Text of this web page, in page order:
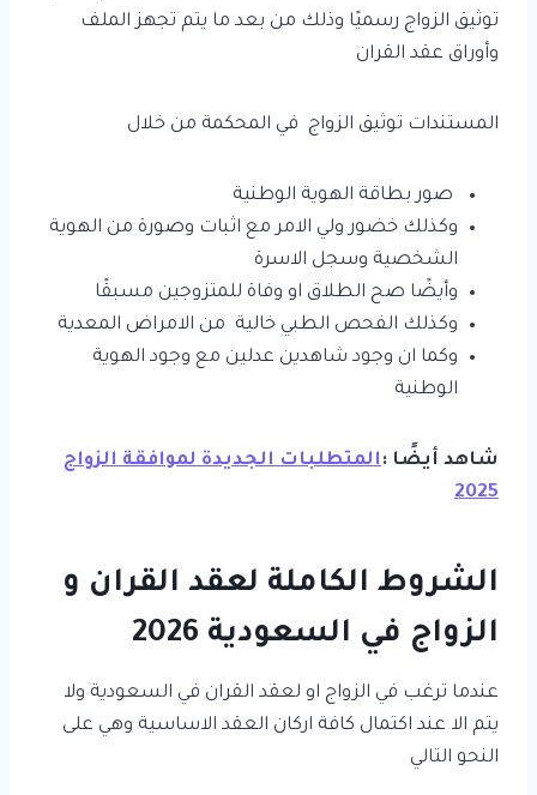
توثيق الزواج رسميًا وذلك من بعد ما يتم تجهز الملف
وأوراق عقد القران
المستندات توثيق الزواج في المحكمة من خلال
صور بطاقة الهوية الوطنية
وكذلك خضور ولي الامر مع اثبات وصورة من الهوية
الشخصية وسجل الاسرة
وأيضًا صح الطلاق او وفاة للمتزوجين مسبقًا
وكذلك الفحص الطبي خالية من الامراض المعدية
وكما ان وجود شاهدين عدلين مع وجود الهوية
الوطنية
شاهد أيضًا :المتطلبات الجديدة لموافقة الزواج
2025
الشروط الكاملة لعقد القران و
الزواج في السعودية 2026
عندما ترغب في الزواج او لعقد القران في السعودية ولا
يتم الا عند اكتمال كافة اركان العقد الاساسية وهي على
النحو التالي